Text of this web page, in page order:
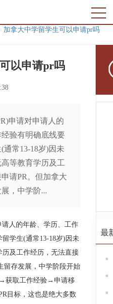
加拿大中学留学生可以申请pr吗
以申请pr吗
申请对申请人的
验有明确底线要
通常13-18岁)因未
等教育学历及工
请PR。但加拿大
，中学阶...
人的年龄、学历、工作
学生(通常13-18岁)因未
及工作经历，无法直接
留存发展，中学阶段开始
获取工作经验→申请移
目标，这也是绝大多数
最